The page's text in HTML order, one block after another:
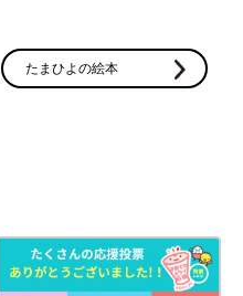
立のハードルを高くしている
の食べさせたい、お金を上手
くぅちゃんこと、中野めぐみ
約術
たまひよの絵本